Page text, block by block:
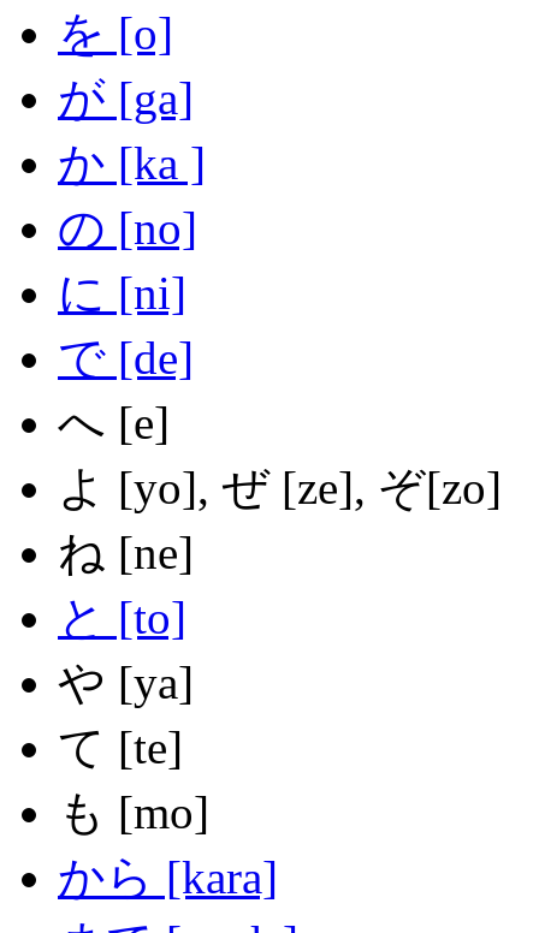
を [o]
が [ga]
か [ka ]
の [no]
に [ni]
で [de]
へ [e]
よ [yo], ぜ[ze], ぞ[zo]
ね [ne]
と [to]
や [ya]
て [te]
も [mo]
から [kara]